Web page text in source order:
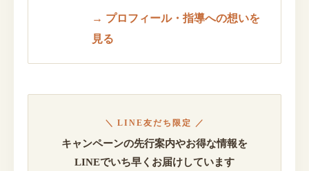
→ プロフィール・指導への想いを
見る
＼ LINE友だち限定 ／
キャンペーンの先行案内やお得な情報を
LINEでいち早くお届けしています